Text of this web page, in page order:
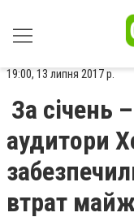
19:00, 13 липня 2017 р.
За січень
аудитори
втрат